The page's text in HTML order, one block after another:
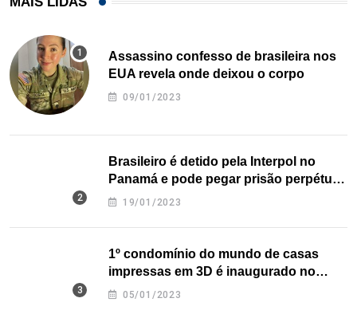
Assassino confesso de brasileira nos
EUA revela onde deixou o corpo
09/01/2023
Brasileiro é detido pela Interpol no
Panamá e pode pegar prisão perpétua
nos EUA
19/01/2023
1º condomínio do mundo de casas
impressas em 3D é inaugurado no
Texas
05/01/2023